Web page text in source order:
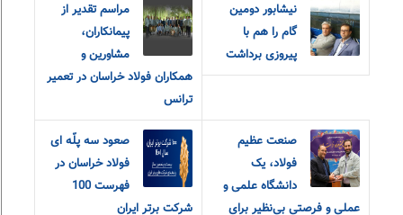
نیشابور دومین
گام را هم با
پیروزی برداشت
مراسم تقدیر از
پیمانکاران،
مشاورین و
همکاران فولاد خراسان در تعمیر
ترانس
صنعت عظیم
فولاد، یک
دانشگاه علمی و
عملی و فرصتی بی‌نظیر برای
صعود سه پلّه ای
فولاد خراسان در
فهرست 100
شرکت برتر ایران